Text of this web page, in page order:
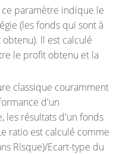
ce paramètre indique le
(les fonds qui sont à
Il est calculé
le profit obtenu et la
classique couramment
d'un
les résultats d'un fonds
ratio est calculé comme
Risque)/Ecart-type du